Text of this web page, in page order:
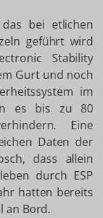
das bei etlichen
geführt wird
Stability
Gurt und noch
im
es bis zu 80
Eine
Daten der
dass allein
durch ESP
hatten bereits
an Bord.